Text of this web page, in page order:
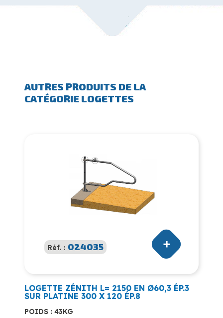
AUTRES PRODUITS DE LA
CATÉGORIE LOGETTES
Réf. : 024035
LOGETTE ZÉNITH L= 2150 EN Ø60,3 ÉP.3
SUR PLATINE 300 X 120 ÉP.8
POIDS : 43KG